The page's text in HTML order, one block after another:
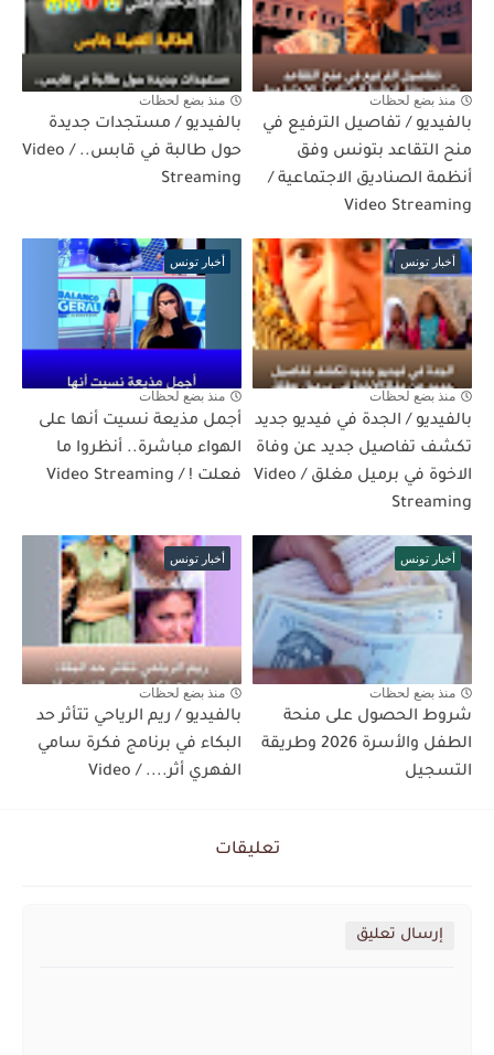
منذ بضع لحظات
بالفيديو / تفاصيل الترفيع في
منح التقاعد بتونس وفق
أنظمة الصناديق الاجتماعية /
Video Streaming
منذ بضع لحظات
بالفيديو / مستجدات جديدة
حول طالبة في قابس.. / Video
Streaming
أخبار تونس
منذ بضع لحظات
بالفيديو / الجدة في فيديو جديد
تكشف تفاصيل جديد عن وفاة
الاخوة في برميل مغلق / Video
Streaming
أخبار تونس
منذ بضع لحظات
أجمل مذيعة نسيت أنها على
الهواء مباشرة.. أنظروا ما
فعلت ! / Video Streaming
أخبار تونس
منذ بضع لحظات
شروط الحصول على منحة
الطفل والأسرة 2026 وطريقة
التسجيل
أخبار تونس
منذ بضع لحظات
بالفيديو / ريم الرياحي تتأثر حد
البكاء في برنامج فكرة سامي
الفهري أثر.... / Video
تعليقات
إرسال تعليق